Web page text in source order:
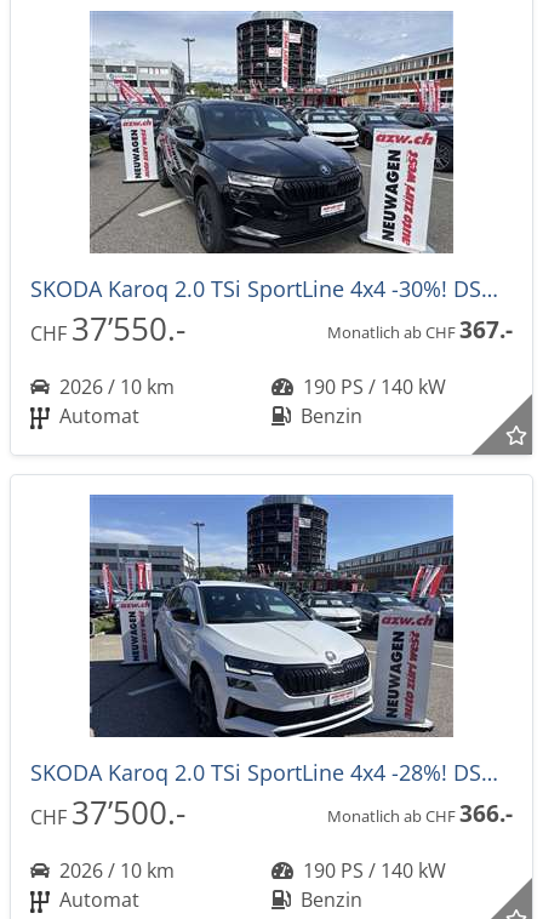
SKODA Karoq 2.0 TSi SportLine 4x4 -30%! DSG-Automat
CHF 37’550.- Monatlich ab CHF367.-
2026 / 10 km
190 PS / 140 kW
Automat
Benzin
SKODA Karoq 2.0 TSi SportLine 4x4 -28%! DSG-Automat
CHF 37’500.- Monatlich ab CHF366.-
2026 / 10 km
190 PS / 140 kW
Automat
Benzin